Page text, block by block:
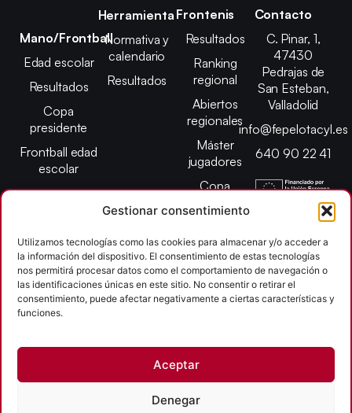
Gestionar consentimiento
Utilizamos tecnologías como las cookies para almacenar y/o acceder a
la información del dispositivo. El consentimiento de estas tecnologías
nos permitirá procesar datos como el comportamiento de navegación o
las identificaciones únicas en este sitio. No consentir o retirar el
consentimiento, puede afectar negativamente a ciertas características y
funciones.
Aceptar
Denegar
Mano/Frontball
Edad escolar
Resultados
Copa
presidente
Frontball edad
escolar
Herramienta
Normativa y
calendario
Resultados
Frontenis
Resultados
Ranking
regional
Abiertos
regionales
Máster
jugadores
Copa
presidente
escolar
Campeonato
provincial
León
Contacto
C. Pinar, 1,
47430
Pedrajas de
San Esteban,
Valladolid
info@fepelotacyl.es
640 90 22 41
Copyright © 2026
Federación Pelota Castilla y León | FePelotaCyL
| Desarrollado porTOOOLS